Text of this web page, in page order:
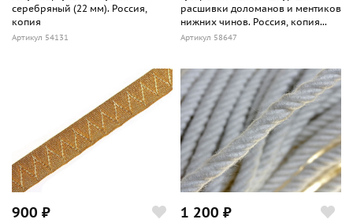
серебряный (22 мм). Россия,
копия
Артикул 54131
расшивки доломанов и ментиков
нижних чинов. Россия, копия...
Артикул 58647
900 ₽ 1 200 ₽